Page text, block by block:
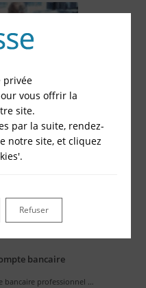
bancaire
bancaire professionnel …
privée
vous offrir la
site.
par la suite, rendez-
notre site, et cliquez
Refuser